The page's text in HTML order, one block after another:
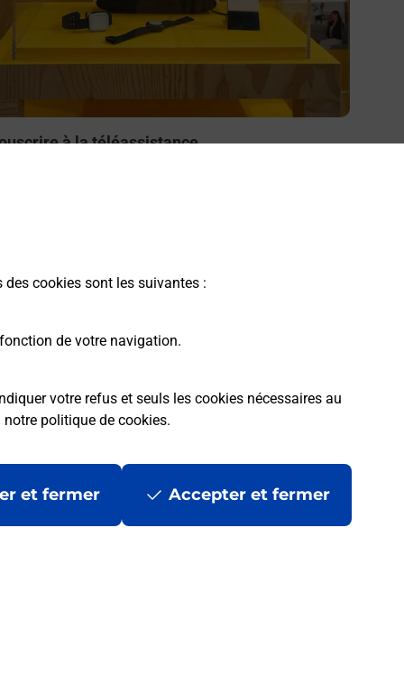
cookies sont les suivantes :
de votre navigation.
votre refus et seuls les cookies nécessaires au
notre politique de cookies.
et fermer Accepter et fermer
à la téléassistance
?